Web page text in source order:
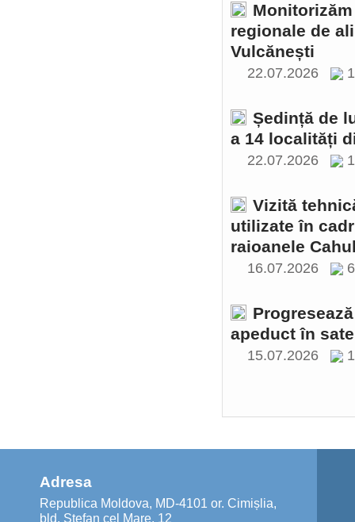
regionale de
Vulcănești
22.07.2026
Ședință de
a 14 localități
22.07.2026
Vizită
utilizate în
raioanele
16.07.2026
apeduct în
15.07.2026
Adresa
Republica Moldova, MD-4101 or. Cimișlia,
bld. Ștefan cel Mare, 12